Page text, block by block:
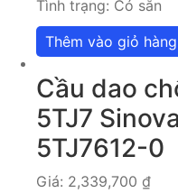
Tình trạng: Có sẵn
Thêm vào giỏ hàng
Cầu dao
5TJ7
5TJ7612-0
Giá: 2,339,700 ₫